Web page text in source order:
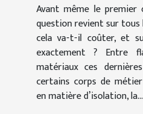
Avant même le premier
question revient sur tous
cela va-t-il coûter, et
exactement ? Entre
matériaux ces
certains corps de
en matière d’isolation, la...